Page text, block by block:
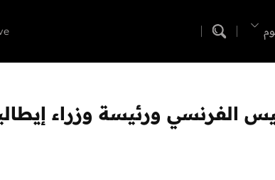
الفرنسي ورئيسة وزراء